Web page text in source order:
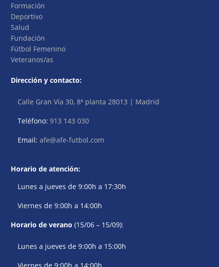
Formación
Deportivo
Salud
Fundación
Fútbol Femenino
Veteranos/as
Dirección y contacto:
Calle Gran Vía 30, 8ª planta 28013 | Madrid
Teléfono:913 143 030
Email:afe@afe-futbol.com
Horario de atención:
Lunes a jueves de 9:00h a 17:30h
Viernes de 9:00h a 14:00h
Horario de verano (15/06 – 15/09):
Lunes a jueves de 9:00h a 15:00h
Viernes de 9:00h a 14:00h